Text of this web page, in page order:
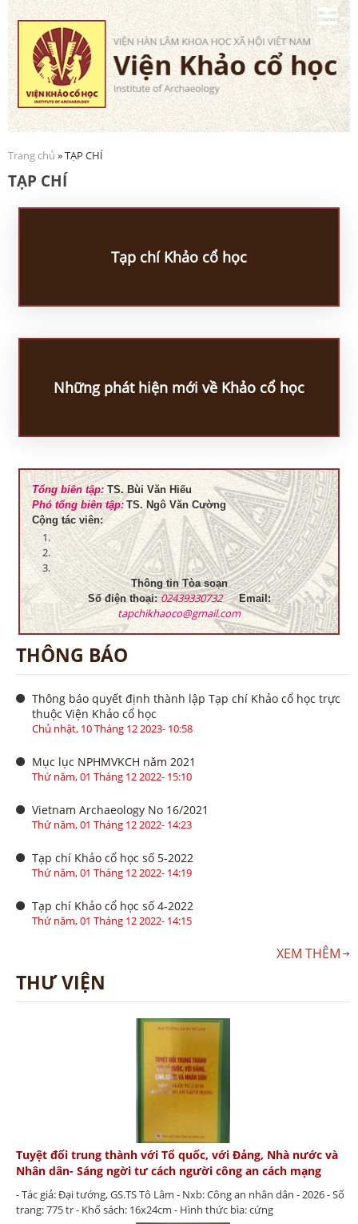
Nhảy
đến
nội
dung
Bạn đang ở đây
Trang chủ » TẠP CHÍ
TẠP CHÍ
Tạp chí Khảo cổ học
Những phát hiện mới về Khảo cổ học
Tổng biên tập: TS. Bùi Văn Hiếu
Phó tổng biên tập: TS. Ngô Văn Cường
Cộng tác viên:
Thông tin Tòa soạn
Số điện thoại:02439330732 Email:
tapchikhaoco@gmail.com
THÔNG BÁO
Thông báo quyết định thành lập Tạp chí Khảo cổ học trực
thuộc Viện Khảo cổ học
Chủ nhật, 10 Tháng 12 2023- 10:58
Mục lục NPHMVKCH năm 2021
Thứ năm, 01 Tháng 12 2022- 15:10
Vietnam Archaeology No 16/2021
Thứ năm, 01 Tháng 12 2022- 14:23
Tạp chí Khảo cổ học số 5-2022
Thứ năm, 01 Tháng 12 2022- 14:19
Tạp chí Khảo cổ học số 4-2022
Thứ năm, 01 Tháng 12 2022- 14:15
XEM THÊM
THƯ VIỆN
Tuyệt đối trung thành với Tổ quốc, với Đảng, Nhà nước và
Nhân dân- Sáng ngời tư cách người công an cách mạng
- Tác giả: Đại tướng, GS.TS Tô Lâm - Nxb: Công an nhân dân - 2026 - Số
trang: 775 tr - Khổ sách: 16x24cm - Hình thức bìa: cứng